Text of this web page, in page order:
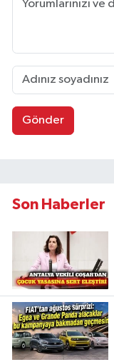
Gönder
Son Haberler